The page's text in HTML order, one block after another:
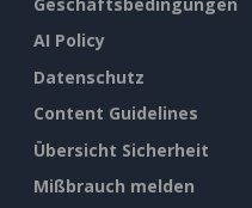
AI Policy
Datenschutz
Content Guidelines
Übersicht Sicherheit
Mißbrauch melden